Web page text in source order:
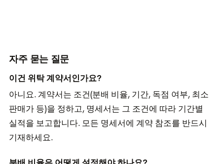
자주 묻는 질문
이건 위탁 계약서인가요?
아니요. 계약서는 조건(분배 비율, 기간, 독점 여부, 최소
판매가 등)을 정하고, 명세서는 그 조건에 따라 기간별
실적을 보고합니다. 모든 명세서에 계약 참조를 반드시
기재하세요.